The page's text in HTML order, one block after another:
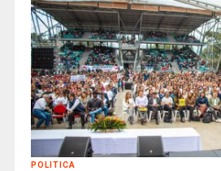
POLITICA